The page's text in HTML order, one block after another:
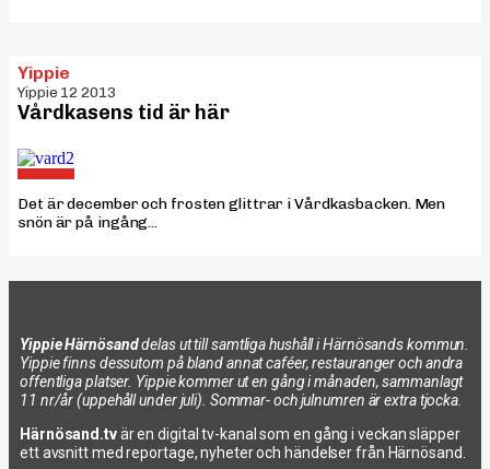
Yippie
Yippie 12 2013
Vårdkasens tid är här
Det är december och frosten glittrar i Vårdkasbacken. Men
snön är på ingång...
Yippie Härnösanddelas ut till samtliga hushåll i Härnösands kommun.
Yippie finns dessutom på bland annat caféer, restauranger och andra
offentliga platser. Yippie kommer ut en gång i månaden, sammanlagt
11 nr/år (uppehåll under juli). Sommar- och julnumren är extra tjocka.
Härnösand.tvär en digital tv-kanal som en gång i veckan släpper
ett avsnitt med reportage, nyheter och händelser från Härnösand.